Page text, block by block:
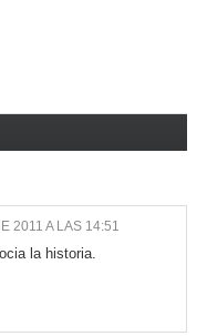
2011 A LAS 14:51
la historia.